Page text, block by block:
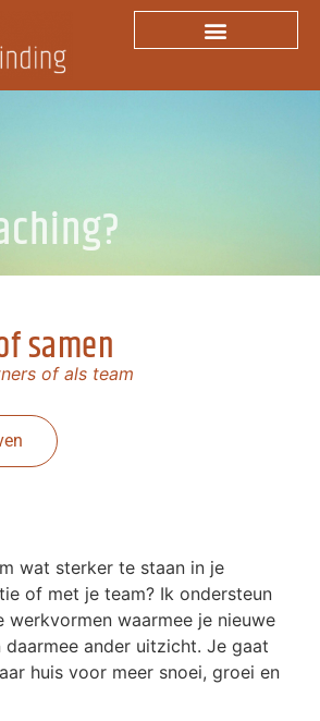
amet, consectetur adipiscing elit. Ut
ullamcorper mattis, pulvinar dapibus
samen
of als team
wat sterker te staan in je
of met je team? Ik ondersteun
werkvormen waarmee je nieuwe
ander uitzicht. Je gaat
huis voor meer snoei, groei en